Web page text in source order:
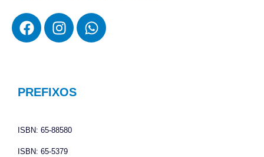
F
a
o
k
I
n
g
a
m
W
h
PREFIXOS
ISBN: 65-88580
ISBN: 65-5379